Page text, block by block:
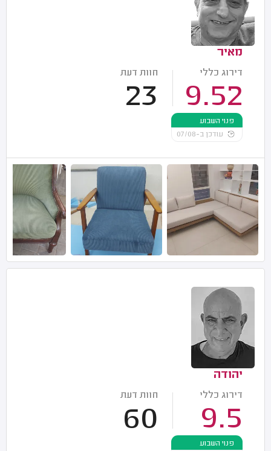
מאיר
דירוג כללי
9.52
חוות דעת
23
פנוי השבוע
עודכן ב-07/08
יהודה
דירוג כללי
9.5
חוות דעת
60
פנוי השבוע